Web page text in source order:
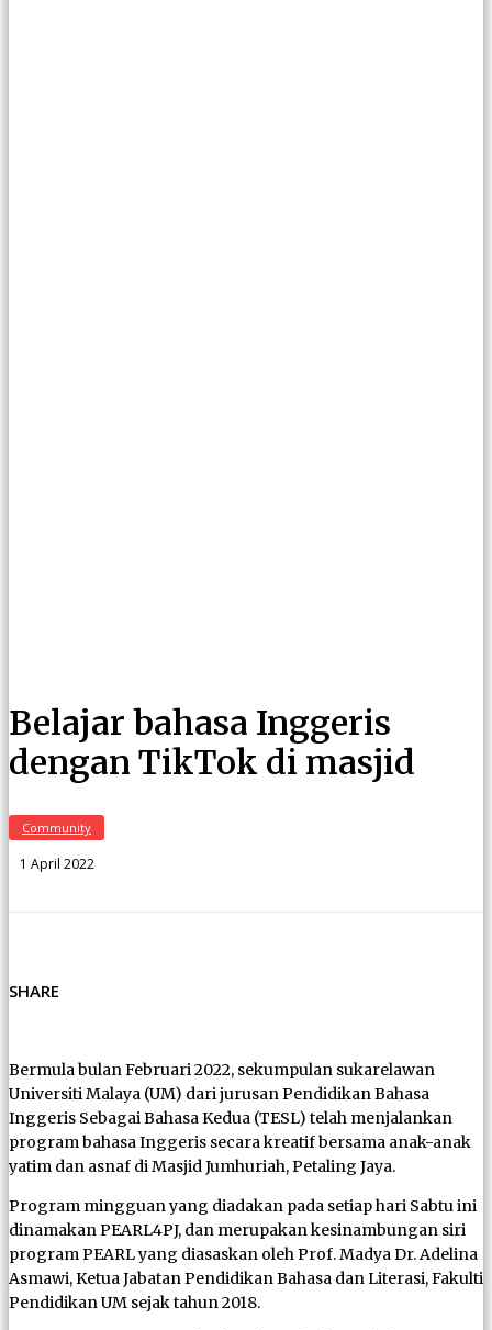
Belajar bahasa Inggeris
dengan TikTok di masjid
Community
1 April 2022
SHARE
Bermula bulan Februari 2022, sekumpulan sukarelawan
Universiti Malaya (UM) dari jurusan Pendidikan Bahasa
Inggeris Sebagai Bahasa Kedua (TESL) telah menjalankan
program bahasa Inggeris secara kreatif bersama anak-anak
yatim dan asnaf di Masjid Jumhuriah, Petaling Jaya.
Program mingguan yang diadakan pada setiap hari Sabtu ini
dinamakan PEARL4PJ, dan merupakan kesinambungan siri
program PEARL yang diasaskan oleh Prof. Madya Dr. Adelina
Asmawi, Ketua Jabatan Pendidikan Bahasa dan Literasi, Fakulti
Pendidikan UM sejak tahun 2018.